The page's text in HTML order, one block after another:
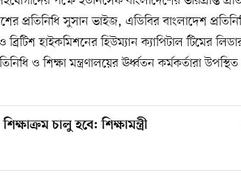
প্রতিনিধি সুসান ভাইজ, এডিবির বাংলাদেশ
হাইকমিশনের হিউম্যান ক্যাপিটাল টিমের
ও শিক্ষা মন্ত্রণালয়ের ঊর্ধ্বতন কর্মকর্তারা
চালু হবে: শিক্ষামন্ত্রী